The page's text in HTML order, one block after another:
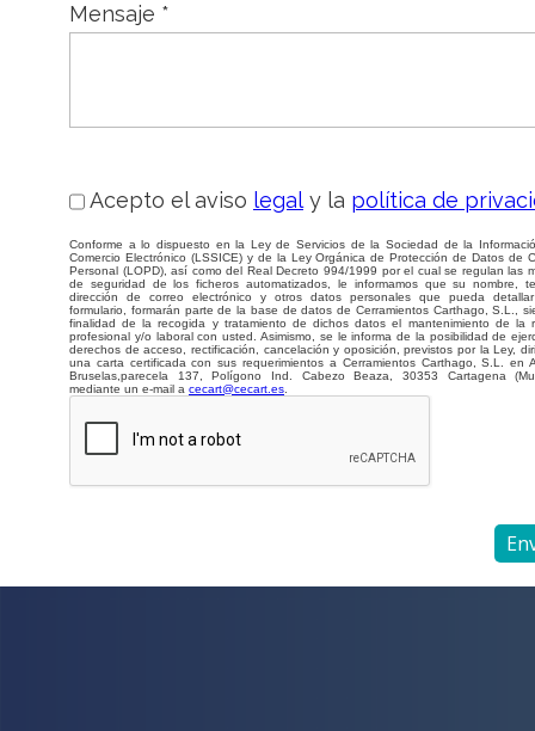
Mensaje *
Acepto el aviso legal y la política de
Conforme a lo dispuesto en la Ley de Servicios de la Sociedad de la
Comercio Electrónico (LSSICE) y de la Ley Orgánica de Protección de Datos de
Personal (LOPD), así como del Real Decreto 994/1999 por el cual se regulan las
de seguridad de los ficheros automatizados, le informamos que su nombre,
dirección de correo electrónico y otros datos personales que pueda
formulario, formarán parte de la base de datos de Cerramientos Carthago, S.L.,
finalidad de la recogida y tratamiento de dichos datos el mantenimiento de la
profesional y/o laboral con usted. Asimismo, se le informa de la posibilidad de
derechos de acceso, rectificación, cancelación y oposición, previstos por la Ley,
una carta certificada con sus requerimientos a Cerramientos Carthago, S.L. en
Bruselas,parecela 137, Polígono Ind. Cabezo Beaza, 30353 Cartagena
mediante un e-mail a cecart@cecart.es